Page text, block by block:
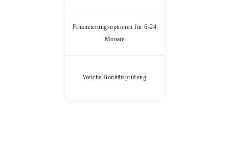
Finanzierungsoptionen für 6-24
Monate
Weiche Bonitätsprüfung